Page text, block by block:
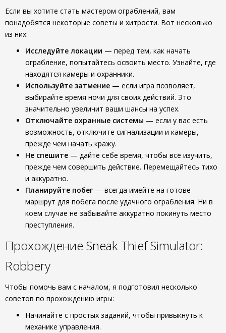
Если вы хотите стать мастером ограблений, вам
понадобятся некоторые советы и хитрости. Вот несколько
из них:
Исследуйте локации — перед тем, как начать
ограбление, попытайтесь освоить место. Узнайте, где
находятся камеры и охранники.
Используйте затмение — если игра позволяет,
выбирайте время ночи для своих действий. Это
значительно увеличит ваши шансы на успех.
Отключайте охранные системы — если у вас есть
возможность, отключите сигнализации и камеры,
прежде чем начать кражу.
Не спешите — дайте себе время, чтобы всё изучить,
прежде чем совершить действие. Перемещайтесь тихо
и аккуратно.
Планируйте побег — всегда имейте на готове
маршрут для побега после удачного ограбления. Ни в
коем случае не забывайте аккуратно покинуть место
преступления.
Прохождение Sneak Thief Simulator:
Robbery
Чтобы помочь вам с началом, я подготовил несколько
советов по прохождению игры:
Начинайте с простых заданий, чтобы привыкнуть к
механике управления.